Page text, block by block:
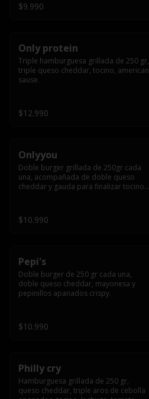
$9.990
Only protein
Triple hamburguesa grillada de 250 gr,
triple queso cheddar, tocino, american
sause.
$12.990
Onlyyou
Doble burger grillada de 250gr cada
una, acompañada de doble queso
cheddar y gauda para finalizar tocino
$10.990
Pepi's
Doble burger de 250 gr cada una,
doble queso cheddar, mayonesa y
pepinillos apanados crispy.
$10.990
Philly cry
Hamburguesa grillada de 250 gr,
queso cheddar, triple aros de cebolla